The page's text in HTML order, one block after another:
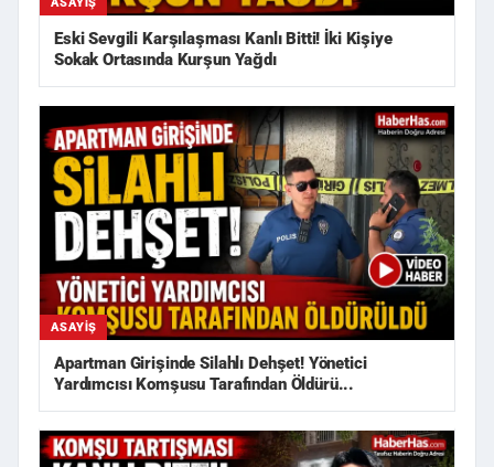
Eski Sevgili Karşılaşması Kanlı Bitti! İki Kişiye
Sokak Ortasında Kurşun Yağdı
ASAYIŞ
Apartman Girişinde Silahlı Dehşet! Yönetici
Yardımcısı Komşusu Tarafından Öldürü...